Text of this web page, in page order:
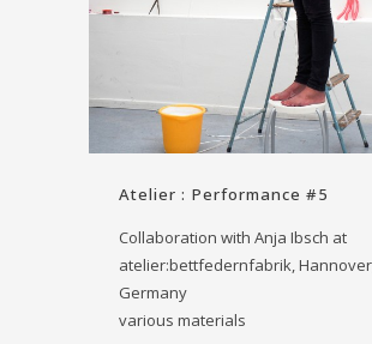
Atelier : Performance #5
Collaboration with Anja Ibsch at
atelier:bettfedernfabrik,
Germany
various materials